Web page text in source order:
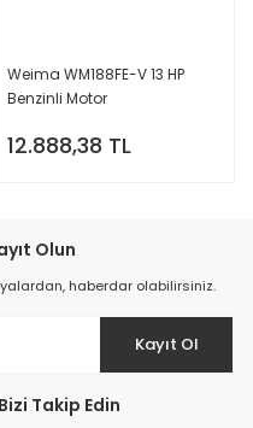
Weima WM188FE-V 13 HP
Benzinli Motor
12.888,38 TL
Olun
haberdar olabilirsiniz.
Kayıt Ol
Takip Edin